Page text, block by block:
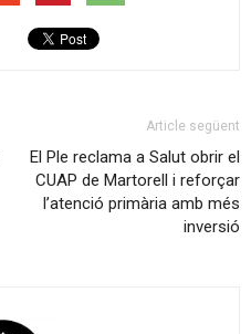
Article següent
El Ple reclama a Salut obrir el
CUAP de Martorell i reforçar
l’atenció primària amb més
inversió